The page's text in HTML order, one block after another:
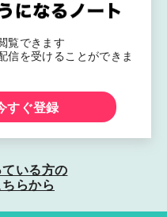
覧できます
信を受けることができま
すぐ登録
いる方の
らから